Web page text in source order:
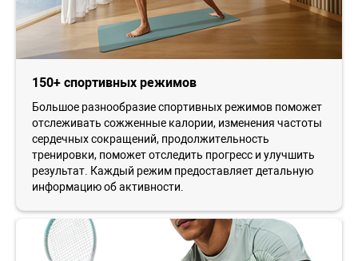
150+ спортивных режимов
Большое разнообразие спортивных режимов поможет
отслеживать сожженные калории, изменения частоты
сердечных сокращений, продолжительность
тренировки, поможет отследить прогресс и улучшить
результат. Каждый режим предоставляет детальную
информацию об активности.